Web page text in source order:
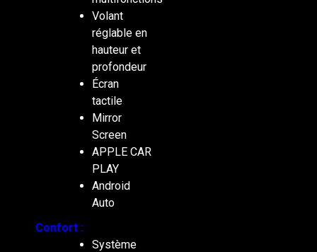
Volant
réglable en
hauteur et
profondeur
Écran
tactile
Mirror
Screen
APPLE CAR
PLAY
Android
Auto
Confort :
Système